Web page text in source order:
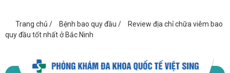
Trang chủ / Bệnh bao quy đầu /
Review địa chỉ chữa viêm bao
quy đầu tốt nhất ở Bắc Ninh